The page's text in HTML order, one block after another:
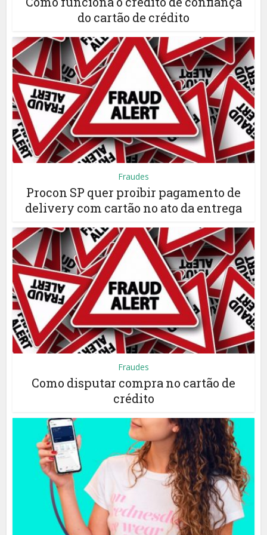
do cartão de crédito
Fraudes
Procon SP quer proibir pagamento de
delivery com cartão no ato da entrega
Fraudes
Como disputar compra no cartão de
crédito